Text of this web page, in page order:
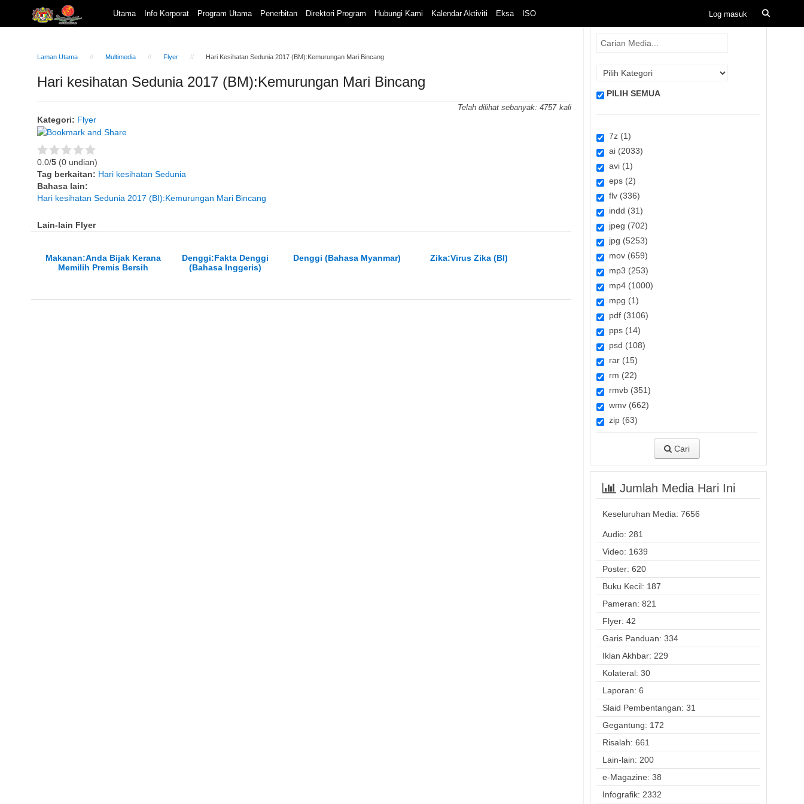
Utama Info Korporat Program Utama Penerbitan Direktori Program Hubungi Kami Kalendar Aktiviti Eksa ISO
Laman Utama Multimedia Flyer Hari Kesihatan Sedunia 2017 (BM):Kemurungan Mari Bincang
Hari kesihatan Sedunia 2017 (BM):Kemurungan Mari Bincang
Telah dilihat sebanyak: 4757
Kategori: Flyer
0.0/5 (0 undian)
Tag berkaitan: Hari kesihatan Sedunia
Bahasa lain:
Hari kesihatan Sedunia 2017 (BI):Kemurungan Mari Bincang
Lain-lain Flyer
Makanan:Anda Bijak Kerana
Memilih Premis Bersih
Denggi:Fakta Denggi
(Bahasa Inggeris)
Denggi (Bahasa Myanmar) Zika:Virus Zika (BI)
PILIH SEMUA
7z (1)
ai (2033)
avi (1)
eps (2)
flv (336)
indd (31)
jpeg (702)
jpg (5253)
mov (659)
mp3 (253)
mp4 (1000)
mpg (1)
pdf (3106)
pps (14)
psd (108)
rar (15)
rm (22)
rmvb (351)
wmv (662)
zip (63)
Cari
Jumlah Media Hari Ini
Keseluruhan Media: 7656
Audio: 281
Video: 1639
Poster: 620
Buku Kecil: 187
Pameran: 821
Flyer: 42
Garis Panduan: 334
Iklan Akhbar: 229
Kolateral: 30
Laporan: 6
Slaid Pembentangan: 31
Gegantung: 172
Risalah: 661
Lain-lain: 200
e-Magazine: 38
Infografik: 2332